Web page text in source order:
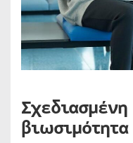
βιωσιμότητα